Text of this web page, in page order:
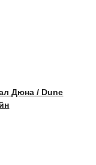
Дюна / Dune